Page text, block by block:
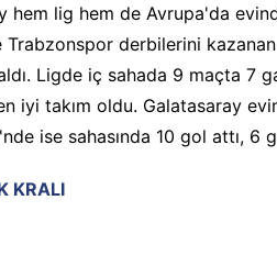
hem lig hem de Avrupa'da
Trabzonspor derbilerini
Ligde iç sahada 9 maçta 7
iyi takım oldu. Galatasaray
ise sahasında 10 gol attı, 6
KRALI